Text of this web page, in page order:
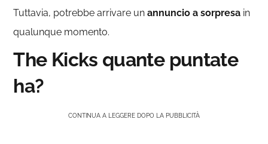
Tuttavia, potrebbe arrivare unannuncio a sorpresa in
qualunque momento.
The Kicks quante puntate
ha?
CONTINUA A LEGGERE DOPO LA PUBBLICITÀ